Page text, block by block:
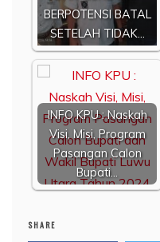
BERPOTENSI BATAL
SETELAH TIDAK…
INFO KPU : Naskah
Visi, Misi, Program
Pasangan Calon
Bupati…
SHARE